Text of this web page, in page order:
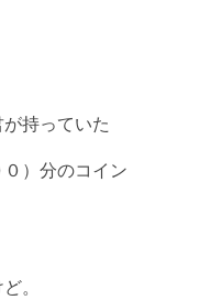
持っていた
）分のコイン
。